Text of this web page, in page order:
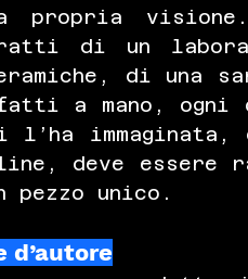
propria
di un
di una
a mano, ogni
immaginata,
deve essere
pezzo unico.
d’autore